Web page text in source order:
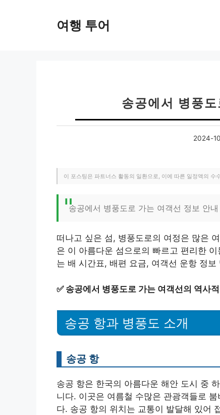
여행 투어
송공에서 병풍
2024-
이 포스팅은 파트너스 활동의 일환으로, 이에 따른 일정액의 수
송공에서 병풍도로 가는 여객선 정보 안내
떠나고 싶은 섬, 병풍도로의 여정은 많은
은 이 아름다운 섬으로의 빠르고 편리한
는 배 시간표, 배편 요금, 여객선 운항 정
✅ 송공에서 병풍도로 가는 여객선의 역사
송공 항과 병풍도 소개
송공 항
송공 항은 한국의 아름다운 해안 도시 중
니다. 이곳은 여름철 수많은 관광객들로
다. 송공 항의 위치는 교통이 발달해 있어